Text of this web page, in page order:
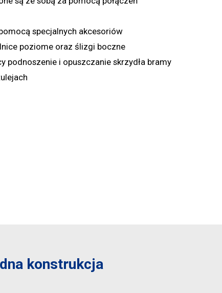
specjalnych akcesoriów
poziome oraz ślizgi boczne
podnoszenie i opuszczanie skrzydła bramy
konstrukcja